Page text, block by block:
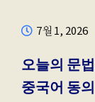
7월 1, 2026
오늘의 문
중국어 동